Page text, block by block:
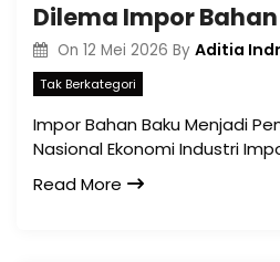
On 12 Mei 2026 By Aditia
Tak Berkategori
Impor Bahan Baku Menjadi
Nasional Ekonomi Industri
Read More